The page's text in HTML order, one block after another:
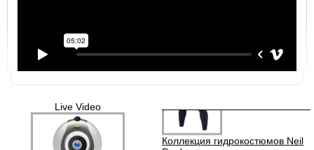
Live Video
Коллекция гидрокостюмов Neil
Pryde